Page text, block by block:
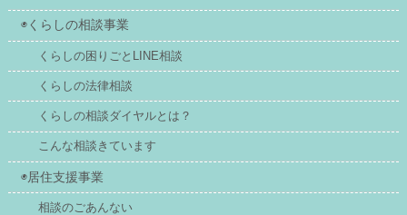
◉くらしの相談事業
くらしの困りごとLINE相談
くらしの法律相談
くらしの相談ダイヤルとは？
こんな相談きています
◉居住支援事業
相談のごあんない